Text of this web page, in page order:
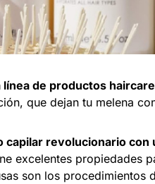
línea de productos
que dejan tu melena
capilar revolucionario
excelentes propiedades
son los